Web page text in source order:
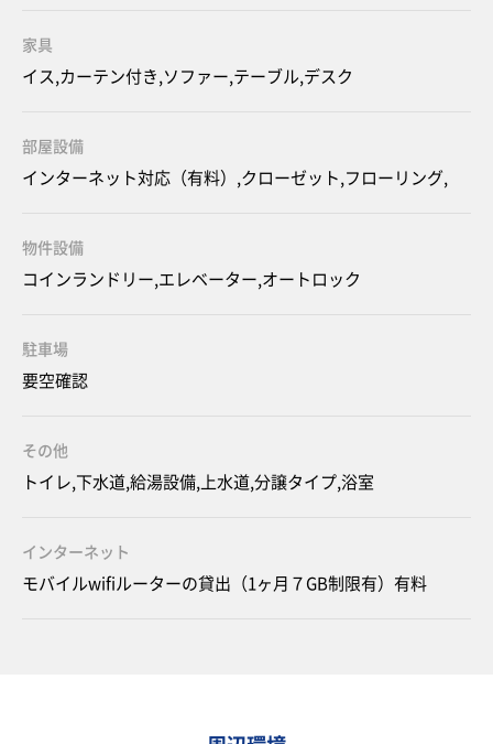
家具
イス,カーテン付き,ソファー,テーブル,デスク
部屋設備
インターネット対応（有料）,クローゼット,フローリング,
物件設備
コインランドリー,エレベーター,オートロック
駐車場
要空確認
その他
トイレ,下水道,給湯設備,上水道,分譲タイプ,浴室
インターネット
モバイルwifiルーターの貸出（1ヶ月７GB制限有）有料